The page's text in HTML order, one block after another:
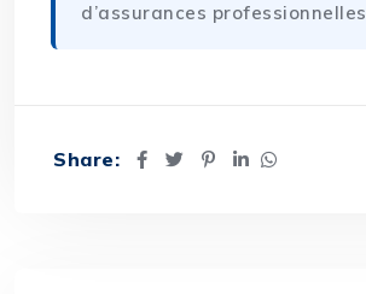
d’assurances professionnelles
Share: